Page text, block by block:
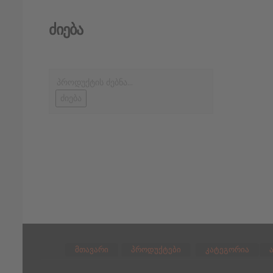
Ძიება
მთავარი პროდუქტები კატეგორია